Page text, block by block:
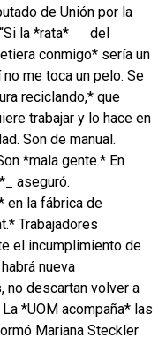
de Unión por la
la *rata*
del
conmigo* sería un
me toca un pelo. Se
reciclando,* que
trabajar y lo hace en
Son de manual.
*mala gente.* En
aseguró.
en la fábrica de
Trabajadores
el incumplimiento de
nueva
no descartan volver a
*UOM acompaña* las
Mariana Steckler